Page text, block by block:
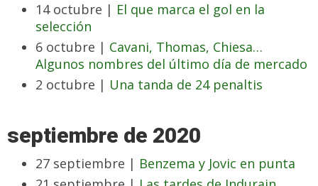
14 octubre | El que marca el gol en la
selección
6 octubre | Cavani, Thomas, Chiesa…
Algunos nombres del último día de mercado
2 octubre | Una tanda de 24 penaltis
septiembre de 2020
27 septiembre | Benzema y Jovic en punta